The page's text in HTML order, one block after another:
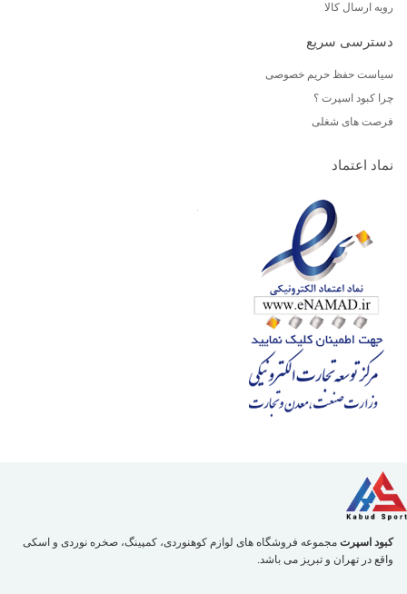
رویه ارسال کالا
دسترسی سریع
سیاست حفظ حریم خصوصی
چرا کبود اسپرت ؟
فرصت های شغلی
نماد اعتماد
کبود اسپرت مجموعه فروشگاه های لوازم کوهنوردی، کمپینگ، صخره نوردی و اسکی
واقع در تهران و تبریز می باشد.